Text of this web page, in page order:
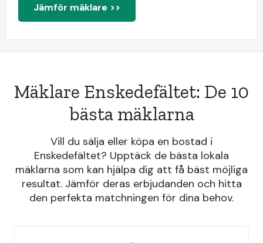
Jämför mäklare >>
Mäklare Enskedefältet: De 10
bästa mäklarna
Vill du sälja eller köpa en bostad i
Enskedefältet? Upptäck de bästa lokala
mäklarna som kan hjälpa dig att få bäst möjliga
resultat. Jämför deras erbjudanden och hitta
den perfekta matchningen för dina behov.